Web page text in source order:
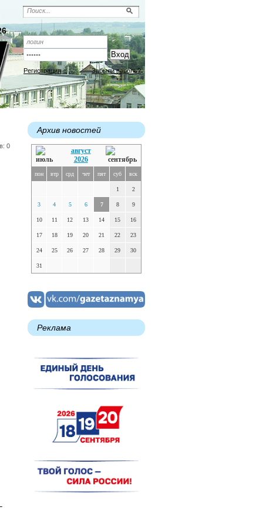
Регистрация Забыли пароль?
0
Архив новостей
август
2026
пон втр срд чет пят суб вск
1 2
3 4 5 6 7 8 9
10 11 12 13 14 15 16
17 18 19 20 21 22 23
24 25 26 27 28 29 30
31
Реклама